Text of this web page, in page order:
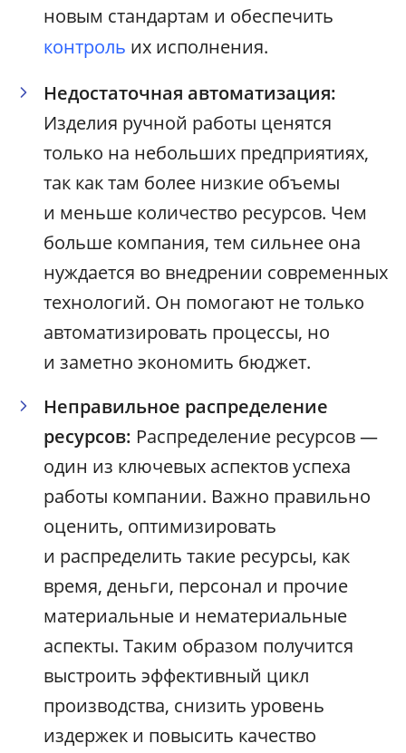
новым стандартам и обеспечить
контроль их исполнения.
Недостаточная автоматизация:
Изделия ручной работы ценятся
только на небольших предприятиях,
так как там более низкие объемы
и меньше количество ресурсов. Чем
больше компания, тем сильнее она
нуждается во внедрении современных
технологий. Он помогают не только
автоматизировать процессы, но
и заметно экономить бюджет.
Неправильное распределение
ресурсов: Распределение ресурсов —
один из ключевых аспектов успеха
работы компании. Важно правильно
оценить, оптимизировать
и распределить такие ресурсы, как
время, деньги, персонал и прочие
материальные и нематериальные
аспекты. Таким образом получится
выстроить эффективный цикл
производства, снизить уровень
издержек и повысить качество